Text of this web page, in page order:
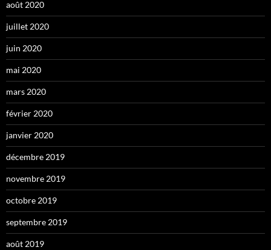
août 2020
juillet 2020
juin 2020
mai 2020
mars 2020
février 2020
janvier 2020
décembre 2019
novembre 2019
octobre 2019
septembre 2019
août 2019